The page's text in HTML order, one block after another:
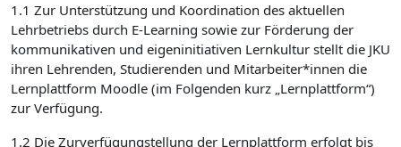
1.1 Zur Unterstützung und Koordination des aktuellen
Lehrbetriebs durch E-Learning sowie zur Förderung der
kommunikativen und eigeninitiativen Lernkultur stellt die JKU
ihren Lehrenden, Studierenden und Mitarbeiter*innen die
Lernplattform Moodle (im Folgenden kurz „Lernplattform“)
zur Verfügung.
1.2 Die Zurverfügungstellung der Lernplattform erfolgt bis